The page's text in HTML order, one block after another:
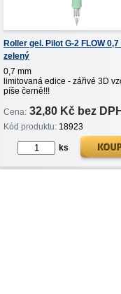
Roller gel. Pilot G-2 FLOW
zelený
0,7 mm
limitovaná edice - zářivé 3D
píše černě!!!
Cena: 32,80 Kč bez
Kód produktu: 18923
ks